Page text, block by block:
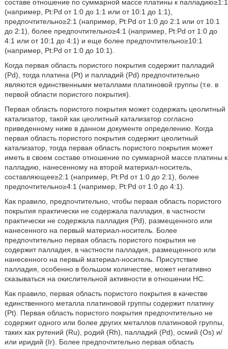
составе отношение по суммарной массе платины к палладию≥1:1
(например, Pt:Pd от 1:0 до 1:1 или от 10:1 до 1:1),
предпочтительно≥2:1 (например, Pt:Pd от 1:0 до 2:1 или от 10:1
до 2:1), более предпочтительно≥4:1 (например, Pt:Pd от 1:0 до
4:1 или от 10:1 до 4:1) и еще более предпочтительно≥10:1
(например, Pt:Pd от 1:0 до 10:1).
Когда первая область пористого покрытия содержит палладий
(Pd), тогда платина (Pt) и палладий (Pd) предпочтительно
являются единственными металлами платиновой группы (т.е. в
первой области пористого покрытия).
Первая область пористого покрытия может содержать цеолитный
катализатор, такой как цеолитный катализатор согласно
приведенному ниже в данном документе определению. Когда
первая область пористого покрытия содержит цеолитный
катализатор, тогда первая область пористого покрытия может
иметь в своем составе отношение по суммарной массе платины к
палладию, нанесенному на второй материал-носитель,
составляющее≥2:1 (например, Pt:Pd от 1:0 до 2:1), более
предпочтительно≥4:1 (например, Pt:Pd от 1:0 до 4:1).
Как правило, предпочтительно, чтобы первая область пористого
покрытия практически не содержала палладия, в частности
практически не содержала палладия (Pd), размещенного или
нанесенного на первый материал-носитель. Более
предпочтительно первая область пористого покрытия не
содержит палладия, в частности палладия, размещенного или
нанесенного на первый материал-носитель. Присутствие
палладия, особенно в большом количестве, может негативно
сказываться на окислительной активности в отношении HC.
Как правило, первая область пористого покрытия в качестве
единственного металла платиновой группы содержит платину
(Pt). Первая область пористого покрытия предпочтительно не
содержит одного или более других металлов платиновой группы,
таких как рутений (Ru), родий (Rh), палладий (Pd), осмий (Os) и/
или иридий (Ir). Более предпочтительно первая область